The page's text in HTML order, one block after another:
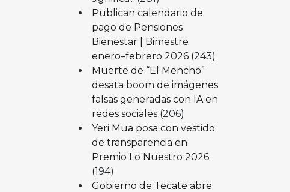
Publican calendario de
pago de Pensiones
Bienestar | Bimestre
enero–febrero 2026 (243)
Muerte de “El Mencho”
desata boom de imágenes
falsas generadas con IA en
redes sociales (206)
Yeri Mua posa con vestido
de transparencia en
Premio Lo Nuestro 2026
(194)
Gobierno de Tecate abre